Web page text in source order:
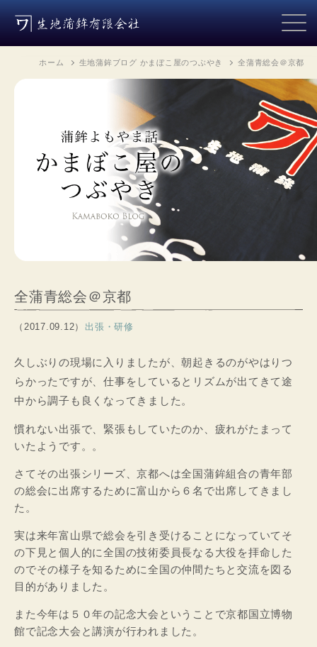
ホーム 生地蒲鉾ブログ かまぼこ屋のつぶやき 全蒲青総会＠京都
全蒲青総会＠京都
（2017.09.12） 出張・研修
久しぶりの現場に入りましたが、朝起きるのがやはりつ
らかったですが、仕事をしているとリズムが出てきて途
中から調子も良くなってきました。
慣れない出張で、緊張もしていたのか、疲れがたまって
いたようです。。
さてその出張シリーズ、京都へは全国蒲鉾組合の青年部
の総会に出席するために富山から６名で出席してきまし
た。
実は来年富山県で総会を引き受けることになっていてそ
の下見と個人的に全国の技術委員長なる大役を拝命した
のでその様子を知るために全国の仲間たちと交流を図る
目的がありました。
また今年は５０年の記念大会ということで京都国立博物
館で記念大会と講演が行われました。